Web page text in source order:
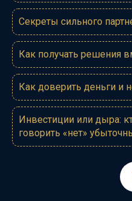
Секреты сильного
Как получать решения
Как доверить деньги и
Инвестиции или дыра:
говорить «нет»